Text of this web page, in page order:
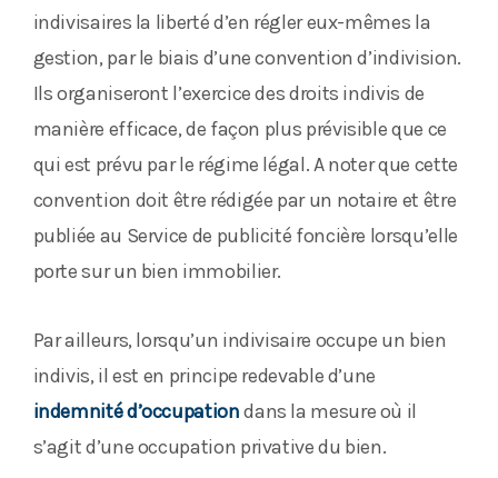
indivisaires la liberté d’en régler eux-mêmes la
gestion, par le biais d’une convention d’indivision.
Ils organiseront l’exercice des droits indivis de
manière efficace, de façon plus prévisible que ce
qui est prévu par le régime légal. A noter que cette
convention doit être rédigée par un notaire et être
publiée au Service de publicité foncière lorsqu’elle
porte sur un bien immobilier.
Par ailleurs, lorsqu’un indivisaire occupe un bien
indivis, il est en principe redevable d’une
indemnité d’occupationdans la mesure où il
s’agit d’une occupation privative du bien.